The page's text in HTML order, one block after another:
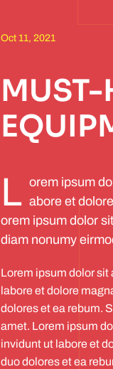
Oct 11, 2021
MUST-
L orem ipsum
abore et
orem ipsum dolor
diam nonumy
Lorem ipsum dolor
labore et dolore
dolores et ea rebum.
amet. Lorem ipsum
invidunt ut labore et
duo dolores et ea